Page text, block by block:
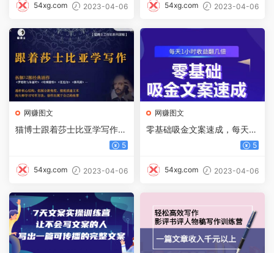
54xg.com 2023-04-06 54xg.com 2023-04-06
网赚图文
猫博士跟着莎士比亚学写作，
彻底读通文本向大师学习写作
5
54xg.com 2023-04-06
网赚图文
零基础吸金文案速成，每天1
小时收益翻几倍价值499元 5
54xg.com 2023-04-06